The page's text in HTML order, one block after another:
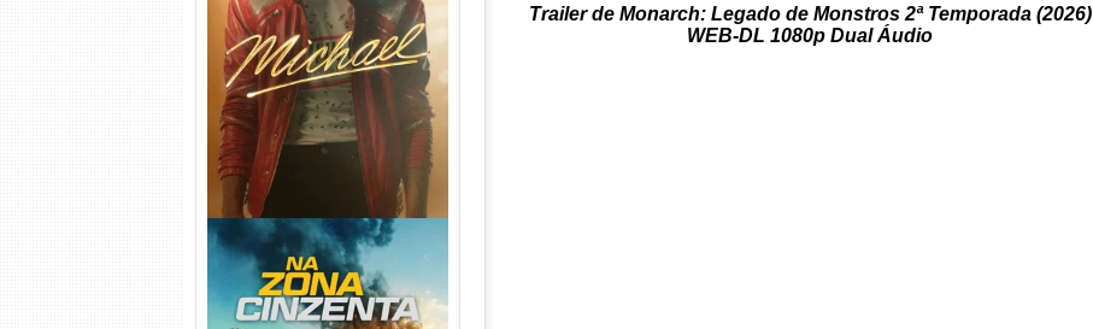
Trailer de Monarch: Legado de Monstros 2ª Temporada (2026)
WEB-DL 1080p Dual Áudio
Michael Torrent (2026) WEB-
DL 1080p/4K Dual Áudio